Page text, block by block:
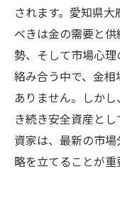
されます。愛知県
べきは金の需要と
勢、そして市場心
絡み合う中で、金
ありません。しか
き続き安全資産と
資家は、最新の市
略を立てることが重